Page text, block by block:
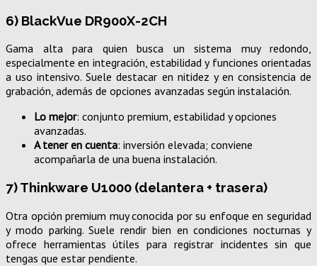
6) BlackVue DR900X-2CH
Gama alta para quien busca un sistema muy redondo,
especialmente en integración, estabilidad y funciones orientadas
a uso intensivo. Suele destacar en nitidez y en consistencia de
grabación, además de opciones avanzadas según instalación.
Lo mejor: conjunto premium, estabilidad y opciones
avanzadas.
A tener en cuenta: inversión elevada; conviene
acompañarla de una buena instalación.
7) Thinkware U1000 (delantera + trasera)
Otra opción premium muy conocida por su enfoque en seguridad
y modo parking. Suele rendir bien en condiciones nocturnas y
ofrece herramientas útiles para registrar incidentes sin que
tengas que estar pendiente.